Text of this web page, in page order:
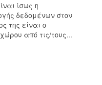
ίσως η
δεδομένων στον
της είναι ο
από τις/τους...